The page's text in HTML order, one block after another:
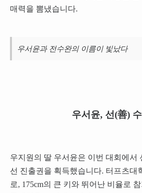
매력을 뽐냈습니다.
우서윤과 전수완의 이름이 빛났다
우서윤, 선(善)
우지원의 딸 우서윤은 이번 대회에서
선 진출권을 획득했습니다. 터프츠대
로, 175cm의 큰 키와 뛰어난 비율로